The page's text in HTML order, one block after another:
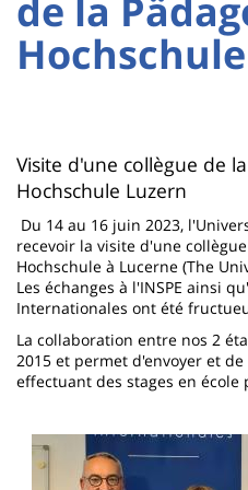
Sidebar
Main
content
Titre
de
de la
Contenu
de
la
page
principale
Visite d'une collègue de
Hochschule Luzern
Du 14 au 16 juin 2023,
recevoir la visite d'une
Hochschule à Lucerne (The
Les échanges à l'INSPE ainsi
Internationales ont été
La collaboration entre nos 2
2015 et permet d'envoyer et
effectuant des stages en école
Imagen